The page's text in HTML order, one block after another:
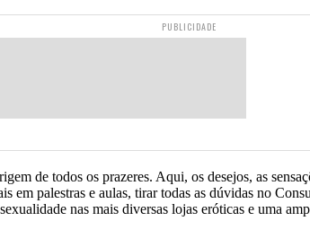
PUBLICIDADE
de todos os prazeres. Aqui, os desejos, as
em palestras e aulas, tirar todas as dúvidas no
nas mais diversas lojas eróticas e uma